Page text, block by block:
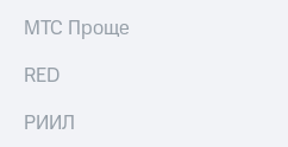
именных
МТС Проще
RED
РИИЛ